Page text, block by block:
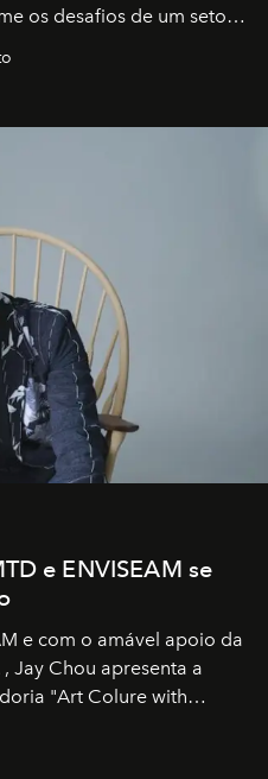
os desafios de um setor
e ENVISEAM se
e com o amável apoio da
, Jay Chou apresenta a
"Art Colure with